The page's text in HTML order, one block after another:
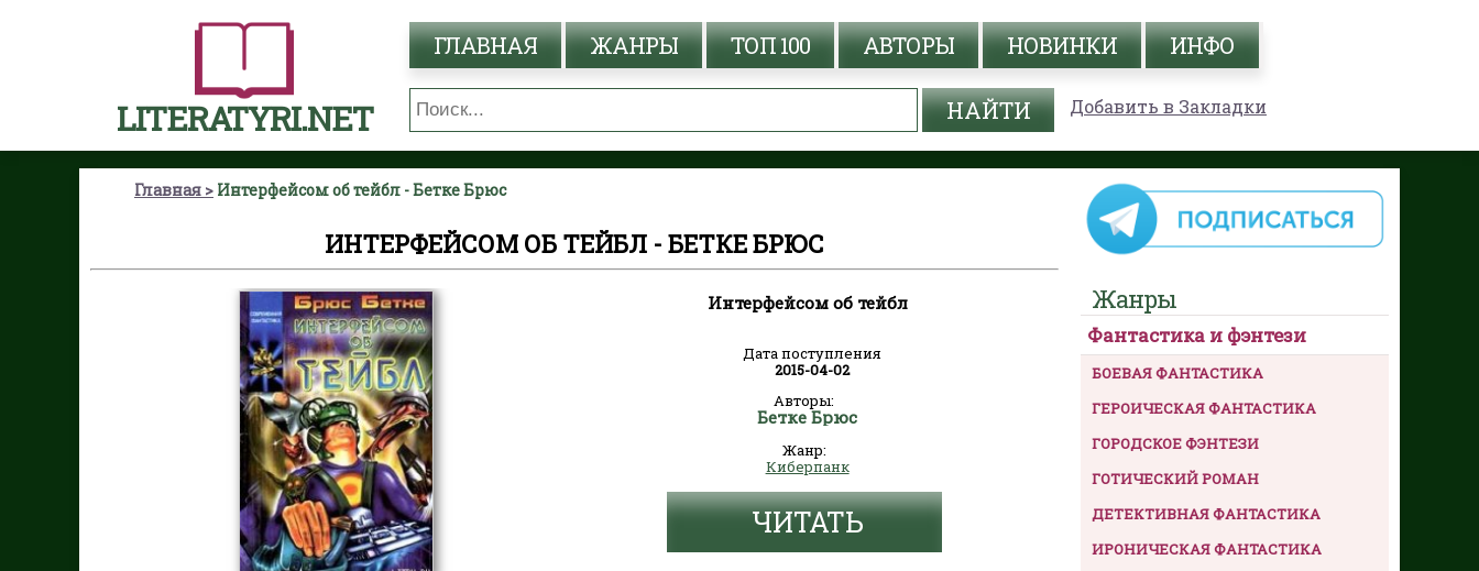
LITERATYRI.NET
ГЛАВНАЯ ЖАНРЫ ТОП 100 АВТОРЫ НОВИНКИ ИНФО
Добавить в Закладки
Главная Интерфейсом об тейбл - Бетке Брюс
ИНТЕРФЕЙСОМ ОБ ТЕЙБЛ - БЕТКЕ БРЮС
Интерфейсом об тейбл
Дата поступления
2015-04-02
Авторы:
Бетке Брюс
Жанр:
Киберпанк
ЧИТАТЬ
Жанры
Фантастика и фэнтези
БОЕВАЯ ФАНТАСТИКА
ГЕРОИЧЕСКАЯ ФАНТАСТИКА
ГОРОДСКОЕ ФЭНТЕЗИ
ГОТИЧЕСКИЙ РОМАН
ДЕТЕКТИВНАЯ ФАНТАСТИКА
ИРОНИЧЕСКАЯ ФАНТАСТИКА